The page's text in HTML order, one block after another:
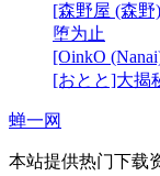
[森野屋 (森野
堕为止
[OinkO
[おとと]大揭
蝉一网
本站提供热门下载